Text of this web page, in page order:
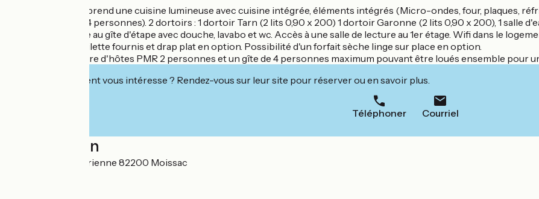
Le logement comprend une cuisine lumineuse avec cuisine intégrée, éléments intégrés (Micro-ondes, four, plaques,
et mange debout 4 personnes). 2 dortoirs : 1 dortoir Tarn (2 lits 0,90 x 200) 1 dortoir Garonne (2 lits 0,90 x 200), 1 salle
1er étage réservée au gîte d'étape avec douche, lavabo et wc. Accès à une salle de lecture au 1er étage. Wifi dans le
prix, et linge de toilette fournis et drap plat en option. Possibilité d'un forfait sèche linge sur place en option.
Sur place 1 chambre d'hôtes PMR 2 personnes et un gîte de 4 personnes maximum pouvant être loués ensemble pour
Cet établissement vous intéresse ? Rendez-vous sur leur site pour réserver ou en savoir plus.
Téléphoner Courriel
Localisation
10 boulevard de Brienne 82200 Moissac